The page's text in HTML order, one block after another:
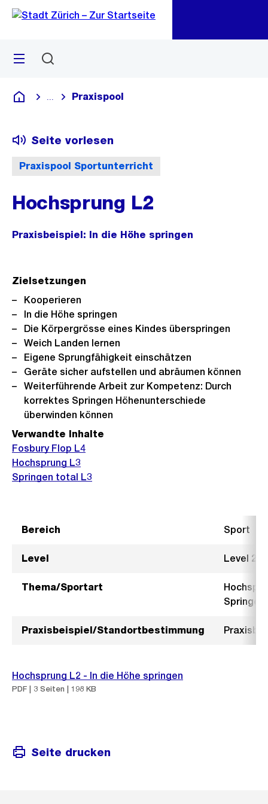
Navigation
Sprunglink
Menü
Deutsch
Blende alle Breadcrumbs ein
Praxispool
Praxispool Sportunterricht
Seite vorlesen
Hochsprung L2
Praxisbeispiel: In die Höhe springen
Zielsetzungen
Kooperieren
In die Höhe springen
Die Körpergrösse eines Kindes überspringen
Weich Landen lernen
Eigene Sprungfähigkeit einschätzen
Geräte sicher aufstellen und abräumen können
Weiterführende Arbeit zur Kompetenz: Durch
korrektes Springen Höhenunterschiede
überwinden können
Verwandte Inhalte
Fosbury Flop L4
Hochsprung L3
Springen total L3
Bereich Sport
Level Level 2
Thema/Sportart
Springen
Praxisbeispiel/Standortbestimmung
Hochsprung L2 - In die Höhe springen
PDF | 3 Seiten | 198 KB
Seite drucken